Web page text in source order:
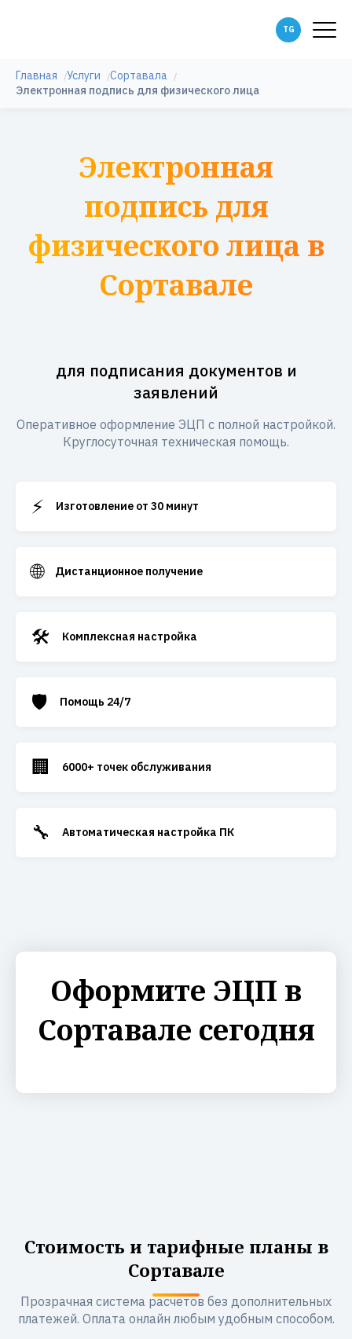
Главная Услуги
Сортавала
Электронная подпись для физического лица
Электронная
подпись для
физического лица в
Сортавале
для подписания документов и
заявлений
Оперативное оформление ЭЦП с полной настройкой.
Круглосуточная техническая помощь.
⚡ Изготовление от 30 минут
🌐 Дистанционное получение
🛠️ Комплексная настройка
🛡️ Помощь 24/7
🏢 6000+ точек обслуживания
🔧 Автоматическая настройка ПК
Оформите ЭЦП в
Сортавале сегодня
Стоимость и тарифные планы в
Сортавале
Прозрачная система расчетов без дополнительных
платежей. Оплата онлайн любым удобным способом.